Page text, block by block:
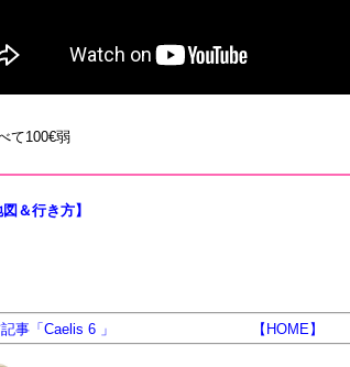
て100€弱
図＆行き方】
事「Caelis 6 」 【HOME】